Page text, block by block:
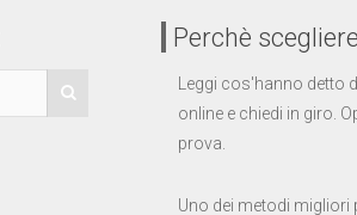
Perchè
Leggi cos'hanno detto
online e chiedi in giro.
prova.
Uno dei metodi migliori